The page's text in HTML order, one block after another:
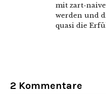
mit zart-
werden und
quasi die
2 Kommentare